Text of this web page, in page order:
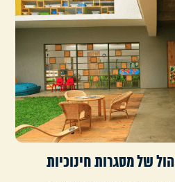
של מסגרות חינוכיות